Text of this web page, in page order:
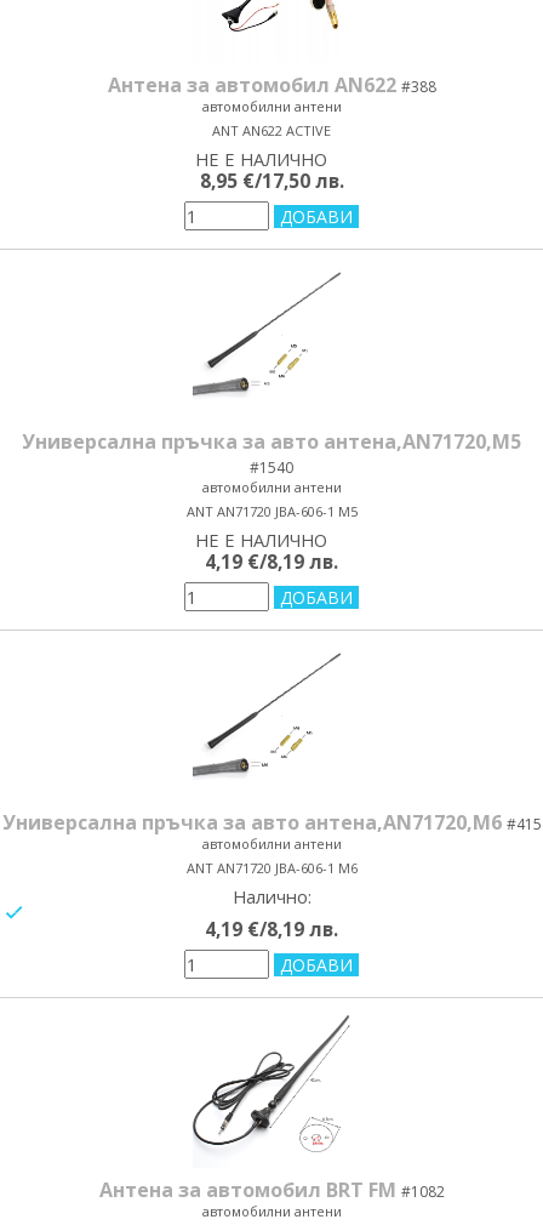
Антена за автомобил AN622 #388
автомобилни антени
ANT AN622 ACTIVE
НЕ Е НАЛИЧНО
8,95 €/17,50 лв.
Универсална пръчка за авто антена,AN71720,M5
#1540
автомобилни антени
ANT AN71720 JBA-606-1 M5
НЕ Е НАЛИЧНО
4,19 €/8,19 лв.
Универсална пръчка за авто антена,AN71720,M6 #415
автомобилни антени
ANT AN71720 JBA-606-1 M6
Налично:
4,19 €/8,19 лв.
Антена за автомобил BRT FM #1082
автомобилни антени